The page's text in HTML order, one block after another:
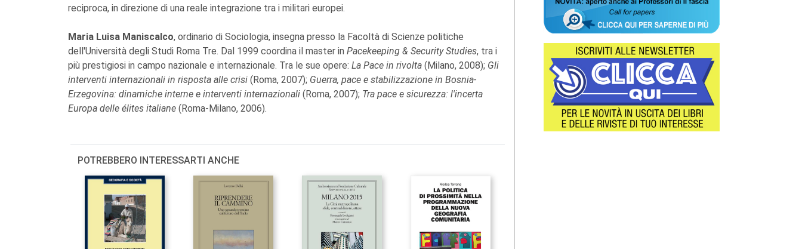
reciproca, in direzione di una reale integrazione tra i militari europei.
Maria Luisa Maniscalco, ordinario di Sociologia, insegna presso la Facoltà di Scienze politiche
dell'Università degli Studi Roma Tre. Dal 1999 coordina il master in Pacekeeping & Security Studies, tra i
più prestigiosi in campo nazionale e internazionale. Tra le sue opere: La Pace in rivolta (Milano, 2008); Gli
interventi internazionali in risposta alle crisi (Roma, 2007); Guerra, pace e stabilizzazione in Bosnia-
Erzegovina: dinamiche interne e interventi internazionali (Roma, 2007); Tra pace e sicurezza: l'incerta
Europa delle élites italiane (Roma-Milano, 2006).
POTREBBERO INTERESSARTI ANCHE